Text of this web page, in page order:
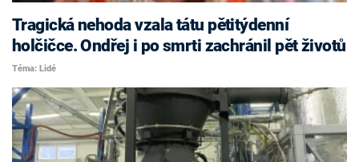
Tragická nehoda vzala tátu pětitýdenní
holčičce. Ondřej i po smrti zachránil pět životů
Téma: Lidé